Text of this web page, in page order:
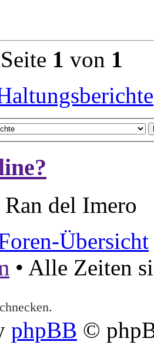
1 von 1
del Imero
Übersicht
• Alle Zeiten
phpBB ©